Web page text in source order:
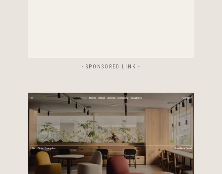
- SPONSORED LINK -